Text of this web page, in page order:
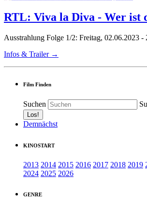
RTL: Viva la Diva - Wer ist
Ausstrahlung Folge 1/2: Freitag, 02.06.2023
Infos & Trailer →
Film Finden
Suchen
Demnächst
KINOSTART
2013 2014 2015 2016 2017 2018 2019
2024 2025 2026
GENRE